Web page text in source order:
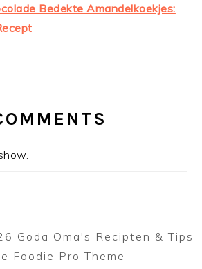
Bedekte Amandelkoekjes:
Goda Oma's Recipten & Tips
Foodie Pro Theme